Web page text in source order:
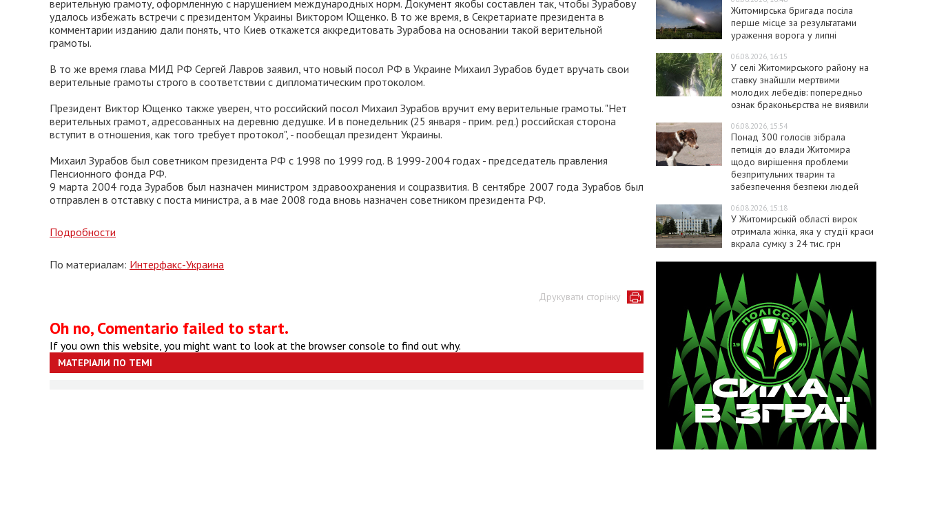
верительную грамоту, оформленную с нарушением международных норм. Документ якобы составлен так, чтобы Зурабову
удалось избежать встречи с президентом Украины Виктором Ющенко. В то же время, в Секретариате президента в
комментарии изданию дали понять, что Киев откажется аккредитовать Зурабова на основании такой верительной
грамоты.
В то же время глава МИД РФ Сергей Лавров заявил, что новый посол РФ в Украине Михаил Зурабов будет вручать свои
верительные грамоты строго в соответствии с дипломатическим протоколом.
Президент Виктор Ющенко также уверен, что российский посол Михаил Зурабов вручит ему верительные грамоты. "Нет
верительных грамот, адресованных на деревню дедушке. И в понедельник (25 января - прим. ред.) российская сторона
вступит в отношения, как того требует протокол", - пообещал президент Украины.
Михаил Зурабов был советником президента РФ с 1998 по 1999 год. В 1999-2004 годах - председатель правления
Пенсионного фонда РФ.
9 марта 2004 года Зурабов был назначен министром здравоохранения и соцразвития. В сентябре 2007 года Зурабов был
отправлен в отставку с поста министра, а в мае 2008 года вновь назначен советником президента РФ.
Подробности
По материалам: Интерфакс-Украина
Друкувати сторінку
Oh no, Comentario failed to start.
If you own this website, you might want to look at the browser console to find out why.
МАТЕРІАЛИ ПО ТЕМІ
Житомирська бригада посіла
перше місце за результатами
ураження ворога у липні
06.08.2026, 16:15
У селі Житомирського району на
ставку знайшли мертвими
молодих лебедів: попередньо
ознак браконьєрства не виявили
06.08.2026, 15:54
Понад 300 голосів зібрала
петиція до влади Житомира
щодо вирішення проблеми
безпритульних тварин та
забезпечення безпеки людей
06.08.2026, 15:18
У Житомирській області вирок
отримала жінка, яка у студії краси
вкрала сумку з 24 тис. грн